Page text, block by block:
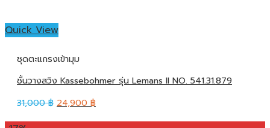
Quick View
ชุดตะแกรงเข้ามุม
ชั้นวางสวิง Kassebohmer รุ่น Lemans II NO. 541.31.879
31,000฿ 24,900 ฿